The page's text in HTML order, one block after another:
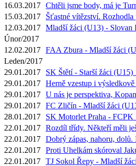
16.03.2017 Chtěli jsme body, má je
15.03.2017
Šťastné vítězství.
12.03.2017 Mladší žáci (U13) - Slovan
Únor/2017
12.02.2017 FAA Zbura - Mladší žáci
Leden/2017
29.01.2017
SK Štětí - Starší žáci (U15)
29.01.2017 Herně vzestup i
29.01.2017 U nás je perspektiva,
29.01.2017 FC Zličín - Mladší žáci
28.01.2017
SK Motorlet Praha - FCPK
22.01.2017 Rozdíl třídy. Někteří měli
22.01.2017 Dobrý zápas, nahoru,
22.01.2017 Proti Uhelkám skóroval
22.01.2017 TJ Sokol Řepy - Mladší